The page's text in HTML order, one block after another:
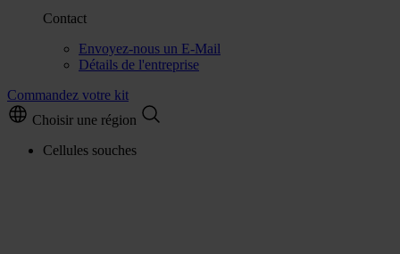
Contact
Envoyez-nous un E-Mail
Détails de l'entreprise
Commandez votre kit
Choisir une région
Cellules souches